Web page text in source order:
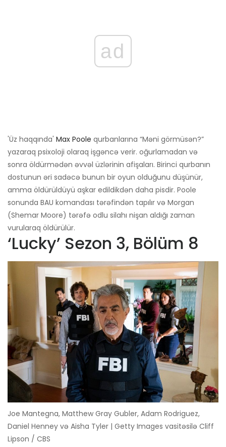
ad
'Üz haqqında' Max Poole qurbanlarına “Məni görmüsən?”
yazaraq psixoloji olaraq işgəncə verir. oğurlamadan və
sonra öldürmədən əvvəl üzlərinin afişaları. Birinci qurbanın
dostunun əri sadəcə bunun bir oyun olduğunu düşünür,
amma öldürüldüyü aşkar edildikdən daha pisdir. Poole
sonunda BAU komandası tərəfindən tapılır və Morgan
(Shemar Moore) tərəfə odlu silahı nişan aldığı zaman
vurularaq öldürülür.
‘Lucky’ Sezon 3, Bölüm 8
Joe Mantegna, Matthew Gray Gubler, Adam Rodriguez,
Daniel Henney və Aisha Tyler | Getty Images vasitəsilə Cliff
Lipson / CBS